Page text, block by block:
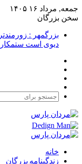
جمعه, مرداد ۱۶ ۱۴۰۵
سخن بزرگان
بزرگمهر :
دیوی است ستمکار
خانه
زندگینامه بزرگان